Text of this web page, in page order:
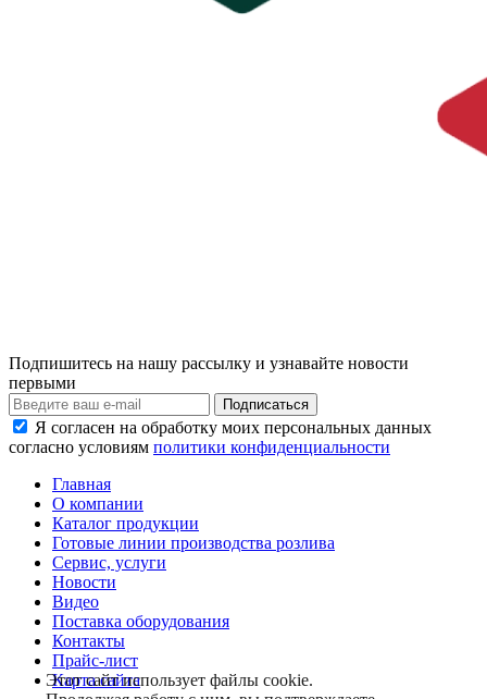
Подпишитесь на нашу рассылку и узнавайте новости
первыми
Я согласен на обработку моих персональных данных
согласно условиям политики конфиденциальности
Главная
О компании
Каталог продукции
Готовые линии производства розлива
Сервис, услуги
Новости
Видео
Поставка оборудования
Контакты
Прайс-лист
Карта сайта
Этот сайт использует файлы cookie.